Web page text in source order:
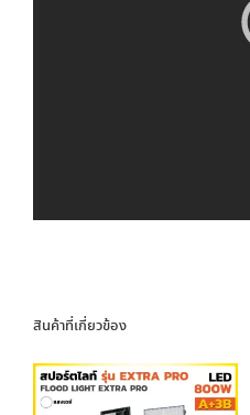
สินค้าที่เกี่ยวข้อง